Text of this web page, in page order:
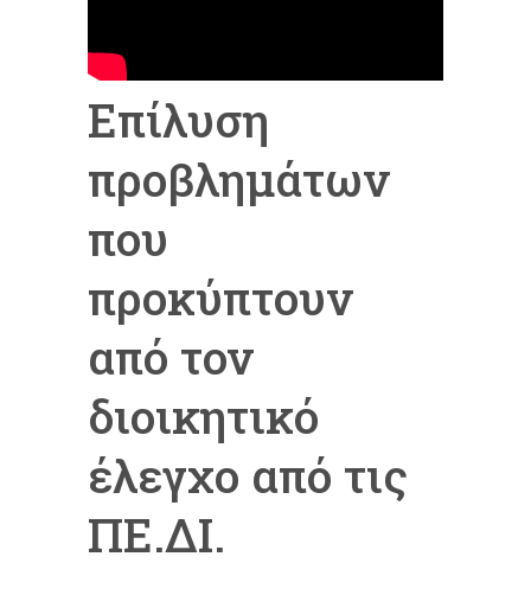
Eπίλυση
προβλημάτων
που
προκύπτουν
από τον
διοικητικό
έλεγχο από τις
ΠΕ.ΔΙ.